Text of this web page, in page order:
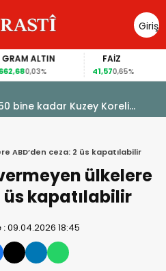
Giriş
Yap
ALTIN
0,03%
FAİZ
41,570,65%
bine kadar Kuzey Koreli
ABD’den ceza: 2 üs kapatılabilir
ülkelere
üs kapatılabilir
:09.04.2026 18:45